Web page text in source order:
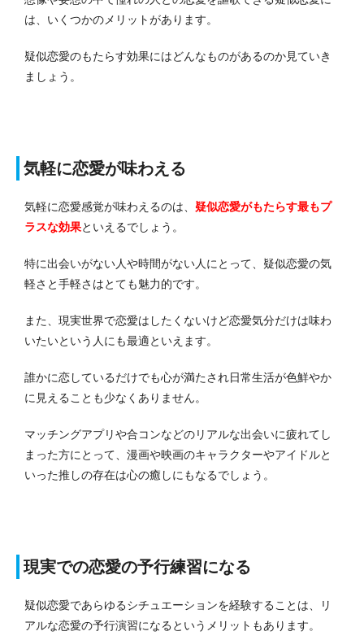
は、いくつかのメリットがあります。
疑似恋愛のもたらす効果にはどんなものがあるのか見ていき
ましょう。
気軽に恋愛が味わえる
気軽に恋愛感覚が味わえるのは、 疑似恋愛がもたらす最もプ
ラスな効果といえるでしょう。
特に出会いがない人や時間がない人にとって、疑似恋愛の気
軽さと手軽さはとても魅力的です。
また、現実世界で恋愛はしたくないけど恋愛気分だけは味わ
いたいという人にも最適といえます。
誰かに恋しているだけでも心が満たされ日常生活が色鮮やか
に見えることも少なくありません。
マッチングアプリや合コンなどのリアルな出会いに疲れてし
まった方にとって、漫画や映画のキャラクターやアイドルと
いった推しの存在は心の癒しにもなるでしょう。
現実での恋愛の予行練習になる
疑似恋愛であらゆるシチュエーションを経験することは、リ
アルな恋愛の予行演習になるというメリットもあります。